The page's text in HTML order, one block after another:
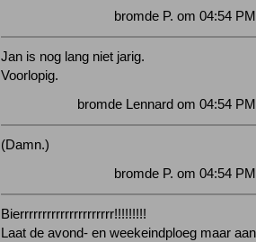
bromde P. om 04:54
Jan is nog lang niet jarig.
Voorlopig.
bromde Lennard om 04:54
(Damn.)
bromde P. om 04:54
Bierrrrrrrrrrrrrrrrrrrrr!!!!!!!!!
Laat de avond- en weekeindploeg maar